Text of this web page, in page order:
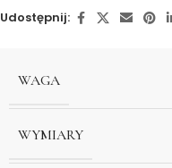
Udostępnij:
WAGA
WYMIARY